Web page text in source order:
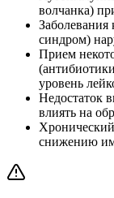
волчанка)
Заболевания
синдром)
Прием
уровень
Недостаток
влиять на
снижению